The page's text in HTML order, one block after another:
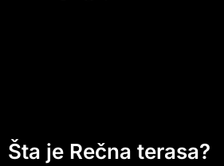
Šta je Rečna terasa?